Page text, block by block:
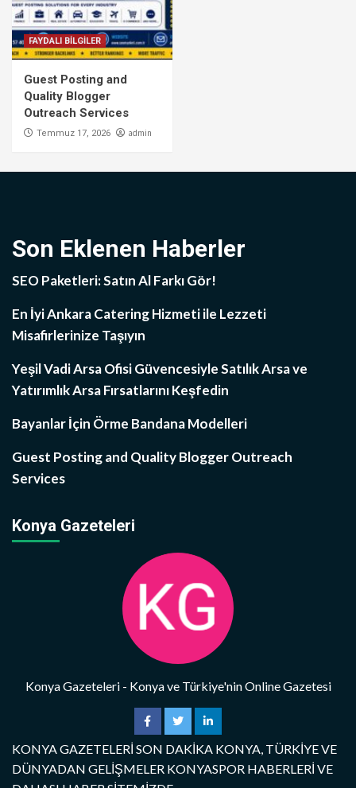
FAYDALI BİLGİLER
Guest Posting and
Quality Blogger
Outreach Services
Temmuz 17, 2026 admin
Son Eklenen Haberler
SEO Paketleri: Satın Al Farkı Gör!
En İyi Ankara Catering Hizmeti ile Lezzeti
Misafirlerinize Taşıyın
Yeşil Vadi Arsa Ofisi Güvencesiyle Satılık Arsa ve
Yatırımlık Arsa Fırsatlarını Keşfedin
Bayanlar İçin Örme Bandana Modelleri
Guest Posting and Quality Blogger Outreach
Services
Konya Gazeteleri
Konya Gazeteleri - Konya ve Türkiye'nin Online Gazetesi
KONYA GAZETELERİ SON DAKİKA KONYA, TÜRKİYE VE
DÜNYADAN GELİŞMELER KONYASPOR HABERLERİ VE